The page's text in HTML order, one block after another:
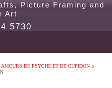
Picture Framing and
Art
5730
DE PSYCHE ET DE CUPIDON